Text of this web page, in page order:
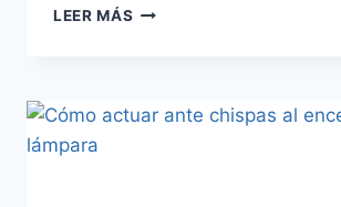
LEER MÁS INTEGRACIÓN
EN